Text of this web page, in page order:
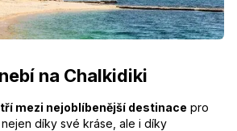
na Chalkidiki
mezi nejoblíbenější destinace pro
díky své kráse, ale i díky